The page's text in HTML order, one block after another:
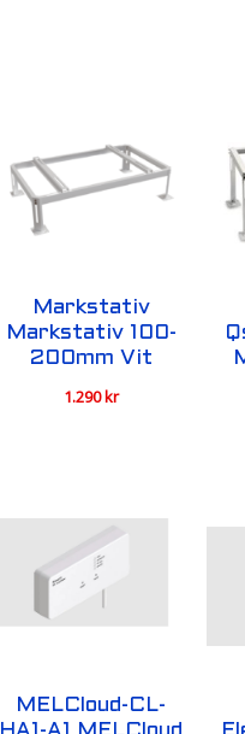
Markstativ
Markstativ 100-
200mm Vit
1.290kr
MELCloud-CL-